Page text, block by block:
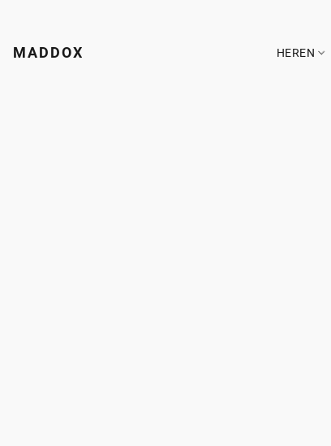
MADDOX HEREN